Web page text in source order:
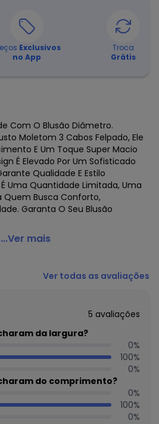
Exclusivos
no App
Troca
Grátis
Com O Blusão Diâmetro.
Moletom 3 Cabos Felpado, Ele
E Um Toque Super Macio
É Elevado Por Um Sofisticado
Qualidade E Estilo
Uma Quantidade Limitada, Uma
Quem Busca Conforto,
Garanta O Seu Blusão
Moletom 3 Cabos Felpado
COM DE MALHAS LTDA / CNPJ
do produto: Lavar na
30°.
mínima.
60% Algodão 40% Poliéster
...Ver mais
Ver todas as avaliações
5 avaliações
da largura?
0%
100%
0%
do comprimento?
0%
100%
0%